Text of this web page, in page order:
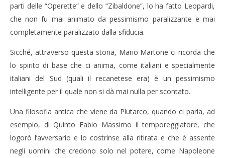
parti delle “Operette” e dello “Zibaldone”, lo ha fatto Leopardi,
che non fu mai animato da pessimismo paralizzante e mai
completamente paralizzato dalla sfiducia.
Sicché, attraverso questa storia, Mario Martone ci ricorda che
lo spirito di base che ci anima, come italiani e specialmente
italiani del Sud (quali il recanetese era) è un pessimismo
intelligente per il quale non si dà mai nulla per scontato.
Una filosofia antica che viene da Plutarco, quando ci parla, ad
esempio, di Quinto Fabio Massimo il temporeggiatore, che
logorò l’avversario e lo costrinse alla ritirata e che è assente
negli uomini che credono solo nel potere, come Napoleone